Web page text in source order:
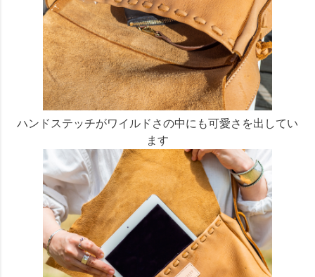
ハンドステッチがワイルドさの中にも可愛さを出してい
ます